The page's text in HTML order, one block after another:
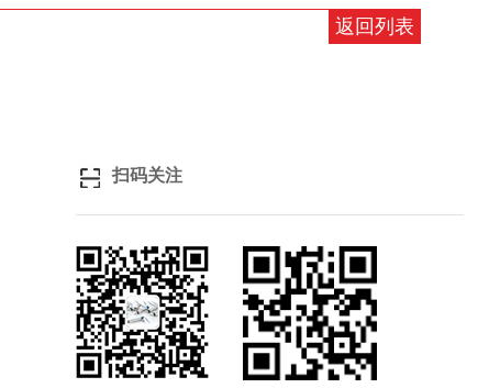
返回列表
扫码关注